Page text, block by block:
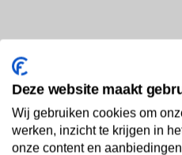
Deze website maakt
Wij gebruiken cookies om
werken, inzicht te krijgen in
onze content en